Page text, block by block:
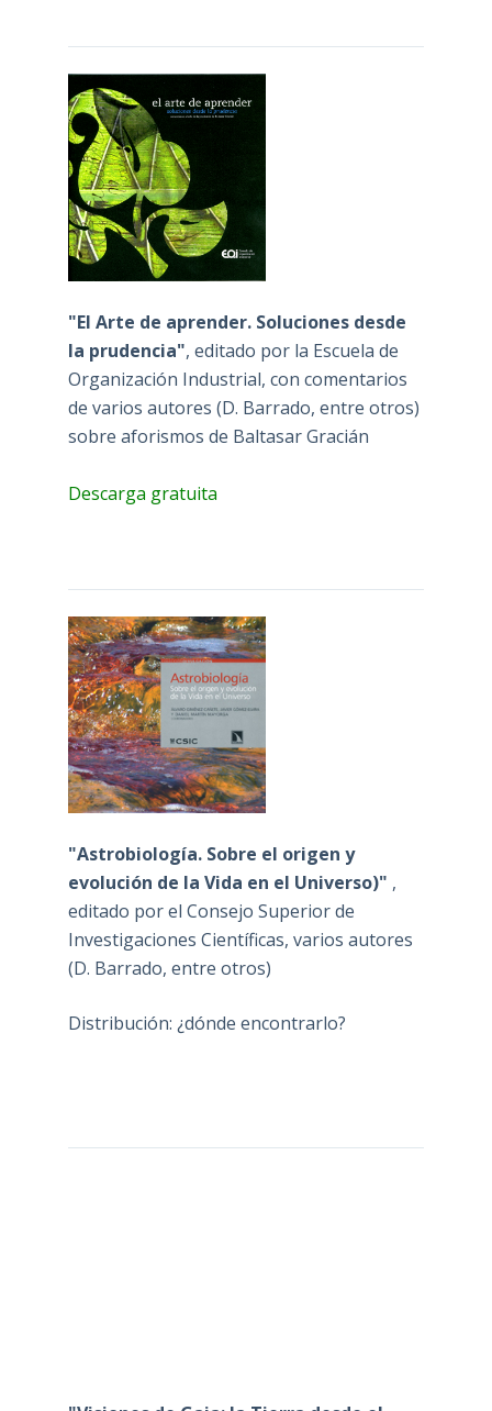
"El Arte de aprender. Soluciones desde
la prudencia", editado por la Escuela de
Organización Industrial, con comentarios
de varios autores (D. Barrado, entre otros)
sobre aforismos de Baltasar Gracián
Descarga gratuita
"Astrobiología. Sobre el origen y
evolución de la Vida en el Universo)" ,
editado por el Consejo Superior de
Investigaciones Científicas, varios autores
(D. Barrado, entre otros)
Distribución: ¿dónde encontrarlo?